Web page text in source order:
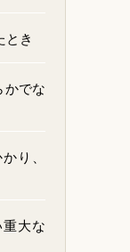
とき
でな
り、
大な